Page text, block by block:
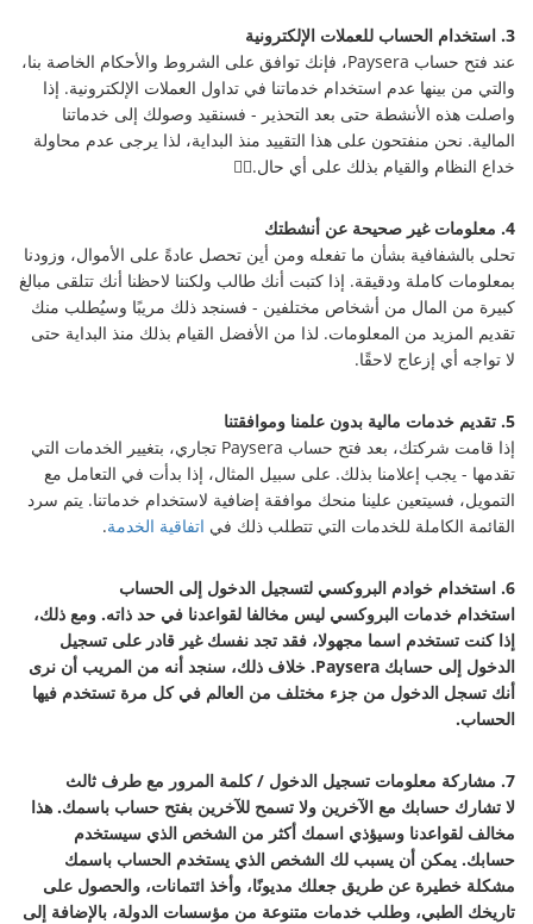
3. استخدام الحساب للعملات الإلكترونية
عند فتح حساب Paysera، فإنك توافق على الشروط والأحكام الخاصة بنا،
والتي من بينها عدم استخدام خدماتنا في تداول العملات الإلكترونية. إذا
واصلت هذه الأنشطة حتى بعد التحذير - فسنقيد وصولك إلى خدماتنا
المالية. نحن منفتحون على هذا التقييد منذ البداية، لذا يرجى عدم محاولة
خداع النظام والقيام بذلك على أي حال.🕵️‍♀️
4. معلومات غير صحيحة عن أنشطتك
تحلى بالشفافية بشأن ما تفعله ومن أين تحصل عادةً على الأموال، وزودنا
بمعلومات كاملة ودقيقة. إذا كتبت أنك طالب ولكننا لاحظنا أنك تتلقى مبالغ
كبيرة من المال من أشخاص مختلفين - فسنجد ذلك مريبًا وسيُطلب منك
تقديم المزيد من المعلومات. لذا من الأفضل القيام بذلك منذ البداية حتى
لا تواجه أي إزعاج لاحقًا.
5. تقديم خدمات مالية بدون علمنا وموافقتنا
إذا قامت شركتك، بعد فتح حساب Paysera تجاري، بتغيير الخدمات التي
تقدمها - يجب إعلامنا بذلك. على سبيل المثال، إذا بدأت في التعامل مع
التمويل، فسيتعين علينا منحك موافقة إضافية لاستخدام خدماتنا. يتم سرد
القائمة الكاملة للخدمات التي تتطلب ذلك في اتفاقية الخدمة.
6. استخدام خوادم البروكسي لتسجيل الدخول إلى الحساب
استخدام خدمات البروكسي ليس مخالفا لقواعدنا في حد ذاته. ومع ذلك،
إذا كنت تستخدم اسما مجهولا، فقد تجد نفسك غير قادر على تسجيل
الدخول إلى حسابك Paysera. خلاف ذلك، سنجد أنه من المريب أن نرى
أنك تسجل الدخول من جزء مختلف من العالم في كل مرة تستخدم فيها
الحساب.
7. مشاركة معلومات تسجيل الدخول / كلمة المرور مع طرف ثالث
لا تشارك حسابك مع الآخرين ولا تسمح للآخرين بفتح حساب باسمك. هذا
مخالف لقواعدنا وسيؤذي اسمك أكثر من الشخص الذي سيستخدم
حسابك. يمكن أن يسبب لك الشخص الذي يستخدم الحساب باسمك
مشكلة خطيرة عن طريق جعلك مديونًا، وأخذ ائتمانات، والحصول على
تاريخك الطبي، وطلب خدمات متنوعة من مؤسسات الدولة، بالإضافة إلى